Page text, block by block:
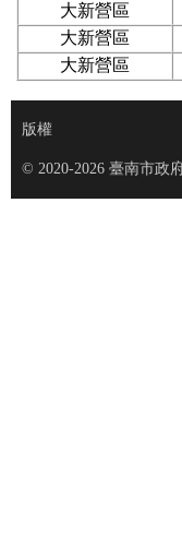
大新營區
大新營區
大新營區
版權
© 2020-2026 臺南市政